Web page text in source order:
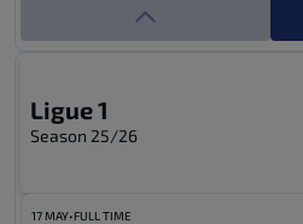
Paris Saint-Germain
Ligue 1
Season 25/26
17 MAY•FULL TIME